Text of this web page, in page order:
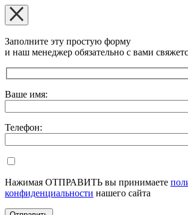
Заполните эту простую форму
и наш менеджер обязательно с вами
Оставьте это поле пустым.
Ваше имя:
Телефон:
Нажимая ОТПРАВИТЬ вы принимаете
конфиденциальности нашего сайта